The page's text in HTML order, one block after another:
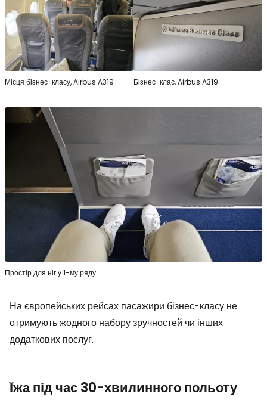
Місця бізнес-класу, Airbus A319 Бізнес-клас, Airbus A319
Простір для ніг у 1-му ряду
На європейських рейсах пасажири бізнес-класу не
отримують жодного набору зручностей чи інших
додаткових послуг.
Їжа під час 30-хвилинного польоту